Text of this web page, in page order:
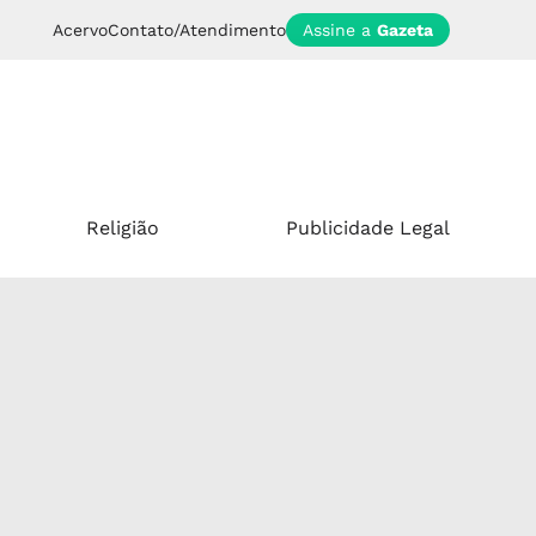
AcervoContato/Atendimento Assine a Gazeta
Religião Publicidade Legal